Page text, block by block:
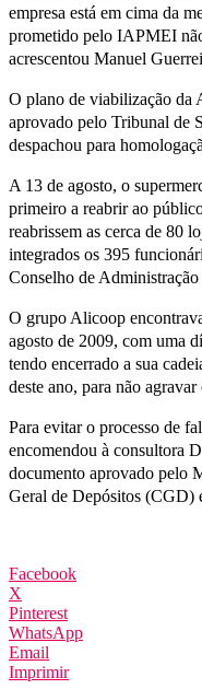
empresa está em cima da
prometido pelo IAPMEI
acrescentou Manuel
O plano de viabilização da
aprovado pelo Tribunal de
despachou para
A 13 de agosto, o
primeiro a reabrir ao
reabrissem as cerca de 80
integrados os 395
Conselho de
O grupo Alicoop
agosto de 2009, com uma
tendo encerrado a sua
deste ano, para não agravar
Para evitar o processo de
encomendou à consultora
documento aprovado pelo
Geral de Depósitos (CGD)
Facebook
X
Pinterest
WhatsApp
Email
Imprimir